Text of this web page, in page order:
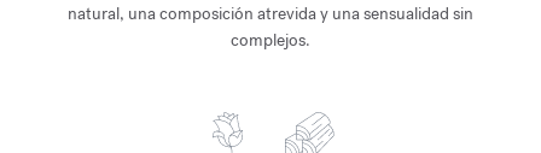
natural, una composición atrevida y una sensualidad sin
complejos.